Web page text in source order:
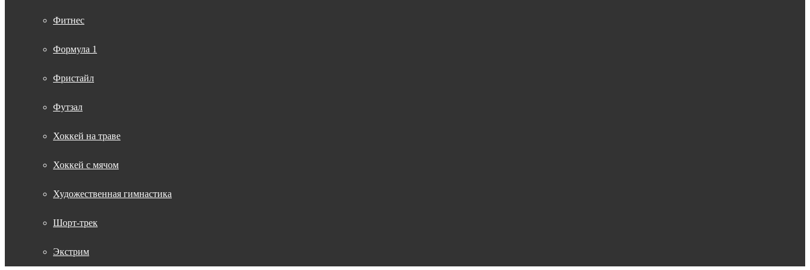
Фитнес
Формула 1
Фристайл
Футзал
Хоккей на траве
Хоккей с мячом
Художественная гимнастика
Шорт-трек
Экстрим